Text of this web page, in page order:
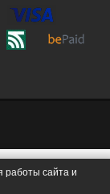
работы сайта и